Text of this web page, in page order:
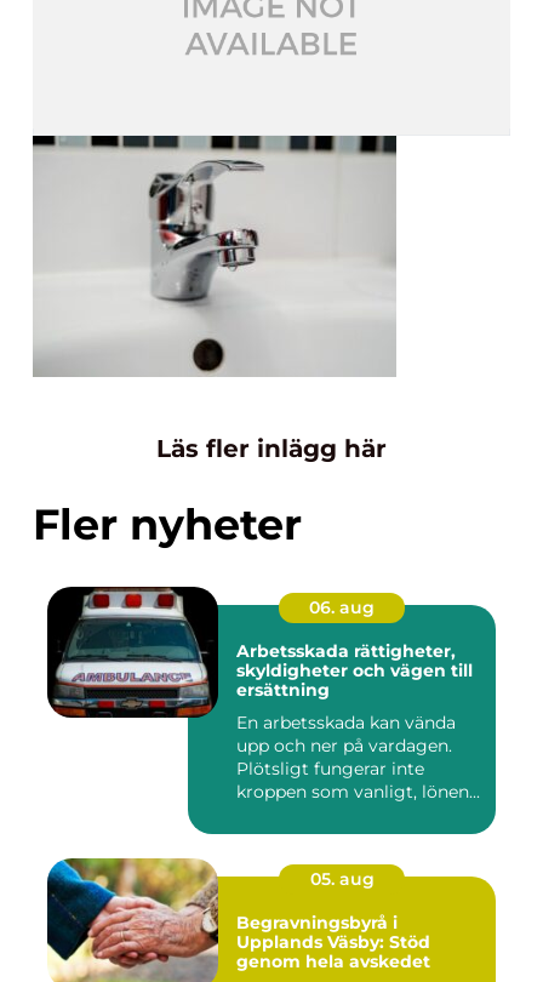
Läs fler inlägg här
Fler nyheter
06. aug
Arbetsskada rättigheter,
skyldigheter och vägen till
ersättning
En arbetsskada kan vända
upp och ner på vardagen.
Plötsligt fungerar inte
kroppen som vanligt, lönen...
05. aug
Begravningsbyrå i
Upplands Väsby: Stöd
genom hela avskedet